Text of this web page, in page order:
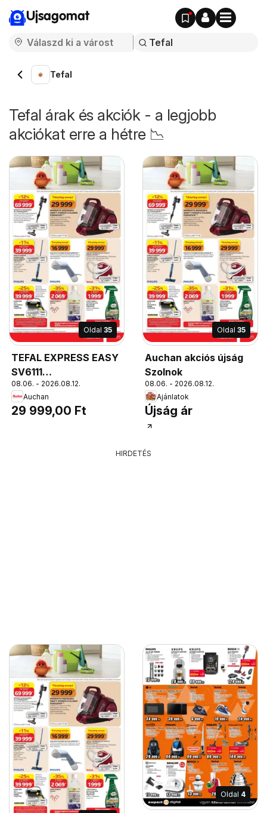
Ujsagomat
Tefal
Tefal árak és akciók - a legjobb
akciókat erre a hétre 📉
Oldal 35
TEFAL EXPRESS EASY
SV6111
GŐZÁLLOMÁS***,
2200 W, max.
gőzteljesítmény: 250
tartály: 1,4 l, 110 g/perc
08.06. - 2026.08.12.
Auchan
29 999,00 Ft
Oldal 35
Auchan akciós újság
Szolnok
08.06. - 2026.08.12.
Ajánlatok
Újság ár
HIRDETÉS
Oldal 4